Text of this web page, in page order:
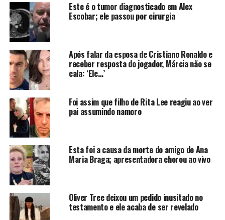
De forma recente, o famoso ator Tony Ramos precisou
ser internado às pressas e submetido a uma cirurgia de
emergência por conta de um sangramento cerebral. A
situação pegou a muitos fãs de surpreso, pois muitos
acreditavam que estava tudo bem com o artista.
E apesar da surpresa por parte daqueles que gostam de
acompanhar o seu trabalho, pessoas próximas já teriam
notado alguns sinais de que algo errado poderia estar
acontecendo com ele.
Segundo informações da mídia, o primeiro sintoma
sentido por Tony Ramoso que alertou a muitos de seus
colegas foram as fortes dores de cabeça que ele se
queixava, enquanto gravava a novela ‘Terra e Paixão’, um
de seus últimos trabalhos.
Em certa ocasião, o artista teria reclamado de
Este é o tumor diagnosticado em Alex
Escobar; ele passou por cirurgia
Após falar da esposa de Cristiano Ronaldo e
receber resposta do jogador, Márcia não se
cala: ‘Ele…’
Foi assim que filho de Rita Lee reagiu ao ver
pai assumindo namoro
Esta foi a causa da morte do amigo de Ana
Maria Braga; apresentadora chorou ao vivo
Oliver Tree deixou um pedido inusitado no
testamento e ele acaba de ser revelado